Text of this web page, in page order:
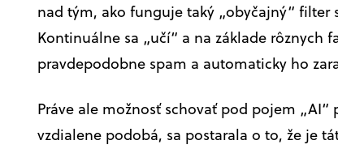
nad tým, ako funguje taký „obyčajný“ filter
Kontinuálne sa „učí“ a na základe rôznych
pravdepodobne spam a automaticky ho
Práve ale možnosť schovať pod pojem
vzdialene podobá, sa postarala o to, že je